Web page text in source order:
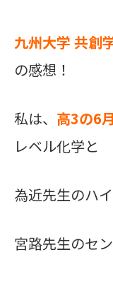
九州大学 共創
の感想！
私は、 高3の6
レベル化学と
為近先生のハ
宮路先生のセ